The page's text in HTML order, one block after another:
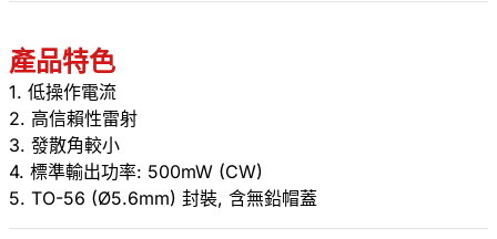
產品特色
1. 低操作電流
2. 高信賴性雷射
3. 發散角較小
4. 標準輸出功率: 500mW (CW)
5. TO-56 (Ø5.6mm) 封裝, 含無鉛帽蓋